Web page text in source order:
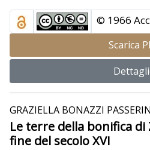
© 1966
Scarica
GRAZIELLA BONAZZI
Le terre della bonifica di
fine del secolo XVI